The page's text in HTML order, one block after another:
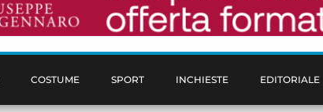
COSTUME SPORT INCHIESTE EDITORIALE